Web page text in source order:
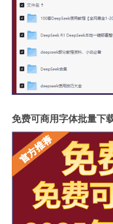
免费可商用字体批量下